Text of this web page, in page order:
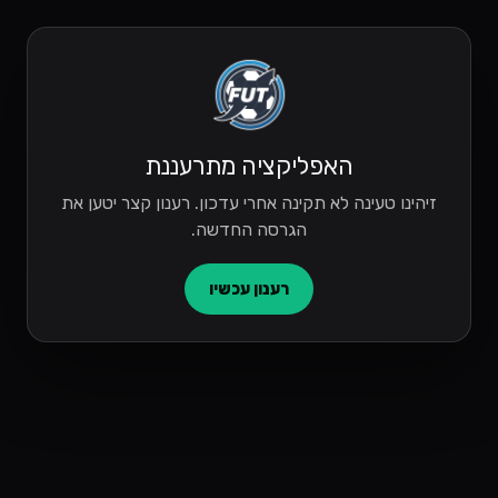
האפליקציה מתרעננת
זיהינו טעינה לא תקינה אחרי עדכון. רענון קצר יטען את
הגרסה החדשה.
רענון עכשיו